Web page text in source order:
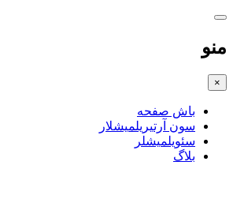
منو
×
باش صفحه
سون آرتیریلمیشلار
سئویلمیشلر
بلاگ